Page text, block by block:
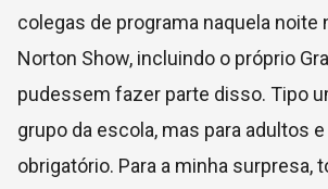
colegas de programa naquela noite
Norton Show, incluindo o próprio
pudessem fazer parte disso. Tipo
grupo da escola, mas para adultos e
obrigatório. Para a minha surpresa,